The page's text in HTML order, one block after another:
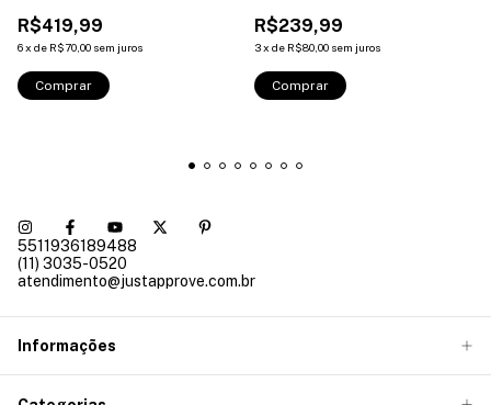
R$419,99
6x de R$70,00 sem juros
Comprar
R$239,99
3x de R$80,00 sem juros
Comprar
5511936189488
(11) 3035-0520
atendimento@justapprove.com.br
Informações